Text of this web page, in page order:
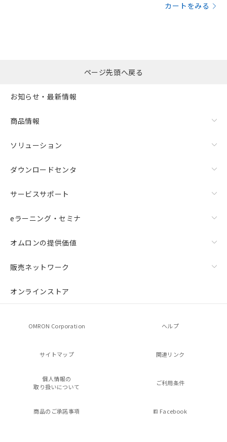
カートをみる
ページ先頭へ戻る
お知らせ・最新情報
商品情報
ソリューション
ダウンロードセンタ
サービスサポート
eラーニング・セミナ
オムロンの提供価値
販売ネットワーク
オンラインストア
OMRON Corporation ヘルプ
サイトマップ 関連リンク
個人情報の
取り扱いについて
ご利用条件
商品のご承諾事項 Facebook